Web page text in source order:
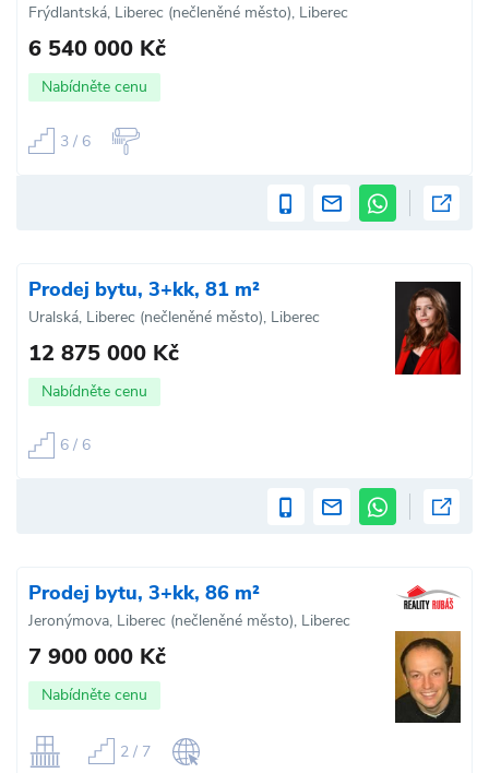
Frýdlantská, Liberec (nečleněné město), Liberec
6 540 000 Kč
Nabídněte cenu
3 / 6
Prodej bytu, 3+kk, 81 m²
Uralská, Liberec (nečleněné město), Liberec
12 875 000 Kč
Nabídněte cenu
6 / 6
Prodej bytu, 3+kk, 86 m²
Jeronýmova, Liberec (nečleněné město), Liberec
7 900 000 Kč
Nabídněte cenu
2 / 7